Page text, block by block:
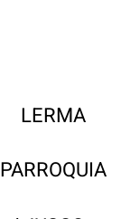
LERMA
PARROQUIA